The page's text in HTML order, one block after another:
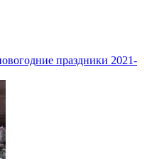
праздники 2021-